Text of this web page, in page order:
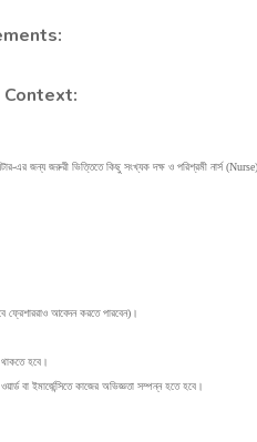
এর জন্য জরুরী ভিত্তিতে কিছু সংখ্যক দক্ষ ও পরিশ্রমী নার্স
ফ্রেশাররাও আবেদন করতে পারবেন)।
হবে।
বা ইমার্জেন্সিতে কাজের অভিজ্ঞতা সম্পন্ন হতে হবে।